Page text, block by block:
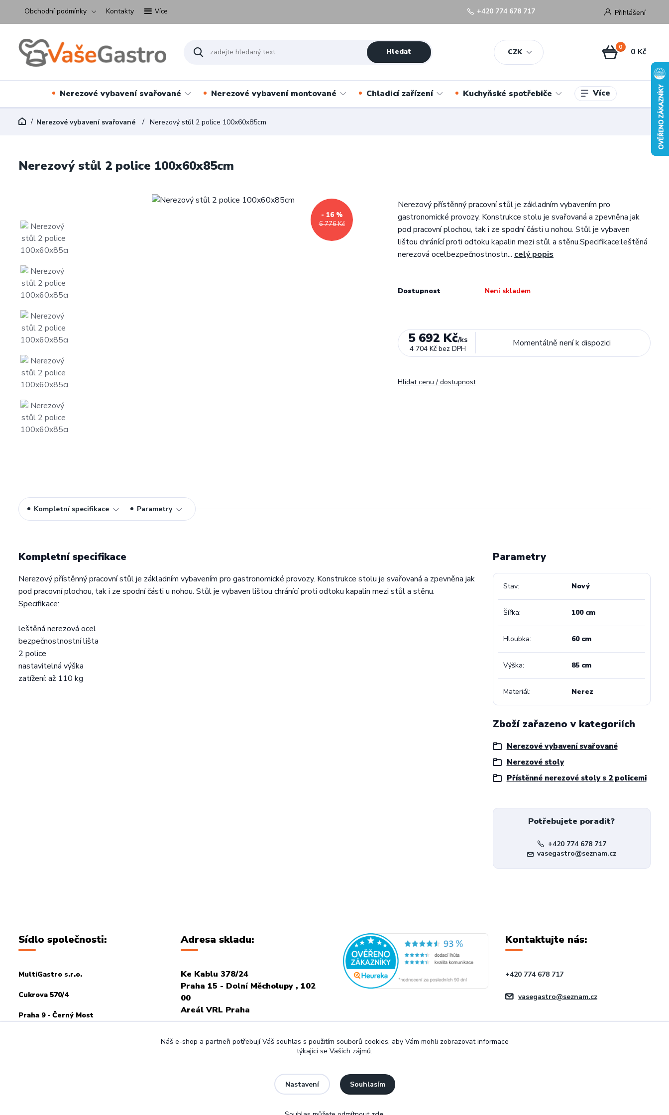
Obchodní podmínky Kontakty Více
CZK
Přihlášení
Hledat
+420 774 678 717
0 0 Kč
Nerezové vybavení svařované Nerezové vybavení montované Chladicí zařízení Kuchyňské spotřebiče Více
Nerezové vybavení svařované Nerezový stůl 2 police 100x60x85cm
Nerezový stůl 2 police 100x60x85cm
6 776 Kč
- 16 %
Nerezový přístěnný pracovní stůl je základním vybavením pro
gastronomické provozy. Konstrukce stolu je svařovaná a zpevněna jak
pod pracovní plochou, tak i ze spodní části u nohou. Stůl je vybaven
lištou chránící proti odtoku kapalin mezi stůl a stěnu.Specifikace:leštěná
nerezová ocelbezpečnostnostn... celý popis
Dostupnost Není skladem
5 692 Kč/ks
4 704 Kč bez DPH
Momentálně není k dispozici
Hlídat cenu / dostupnost
Kompletní specifikace Parametry
Kompletní specifikace
Nerezový přístěnný pracovní stůl je základním vybavením pro gastronomické provozy. Konstrukce stolu je svařovaná a zpevněna jak
pod pracovní plochou, tak i ze spodní části u nohou. Stůl je vybaven lištou chránící proti odtoku kapalin mezi stůl a stěnu.
Specifikace:
leštěná nerezová ocel
bezpečnostnostní lišta
2 police
nastavitelná výška
zatížení: až 110 kg
Parametry
Stav Nový
Šířka 100 cm
Hloubka 60 cm
Výška 85 cm
Materiál Nerez
Zboží zařazeno v kategoriích
Nerezové vybavení svařované
Nerezové stoly
Přístěnné nerezové stoly s 2 policemi
Potřebujete poradit?
+420 774 678 717
vasegastro@seznam.cz
Sídlo společnosti:
MultiGastro s.r.o.
Cukrova 570/4
Praha 9 - Černý Most
Adresa skladu:
Ke Kablu 378/24
Praha 15 - Dolní Měcholupy , 102
00
Areál VRL Praha
POTŘEBA VOLAT PŘEDEM
Kontaktujte nás:
+420 774 678 717
vasegastro@seznam.cz
Náš e-shop a partneři potřebují Váš souhlas s použitím souborů cookies, aby Vám mohli zobrazovat informace
týkající se Vašich zájmů.
Nastavení Souhlasím